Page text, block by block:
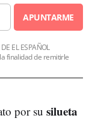
APUNTARME
EL ESPAÑOL
finalidad de remitirle
por su silueta